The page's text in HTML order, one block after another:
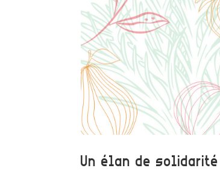
Un élan de solidarité